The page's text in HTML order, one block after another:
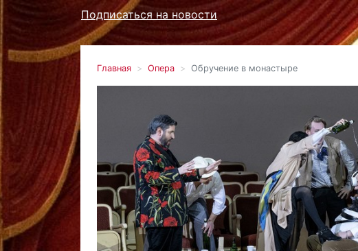
Подписаться на новости
Главная Опера Обручение в монастыре